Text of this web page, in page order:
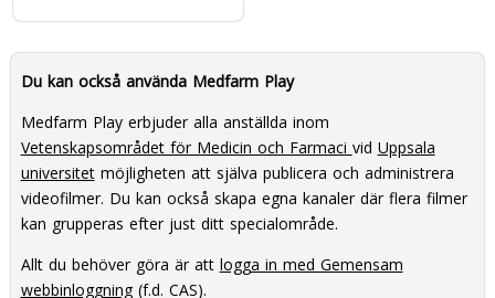
Du kan också använda Medfarm Play
Medfarm Play erbjuder alla anställda inom
Vetenskapsområdet för Medicin och Farmaci vid Uppsala
universitetmöjligheten att själva publicera och administrera
videofilmer. Du kan också skapa egna kanaler där flera filmer
kan grupperas efter just ditt specialområde.
Allt du behöver göra är att logga in med Gemensam
webbinloggning(f.d. CAS).